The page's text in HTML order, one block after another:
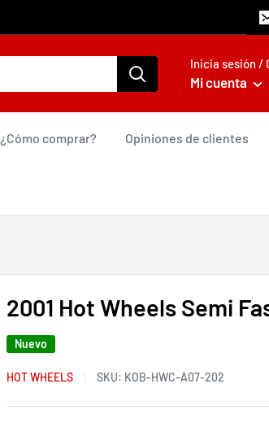
Inicia sesión /
Mi cuenta
¿Cómo comprar? Opiniones de clientes
2001 Hot Wheels Semi
Nuevo
HOT WHEELS SKU: KOB-HWC-A07-202